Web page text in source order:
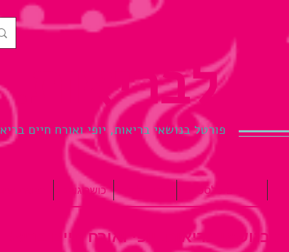
לבריאות.
פורטל בנושאי בריאות, יופי ואורח חיים בריא
ניתוחים פלסטיים כושר גופני
בנושאי בריאות, יופי ואורח חיים בריא!